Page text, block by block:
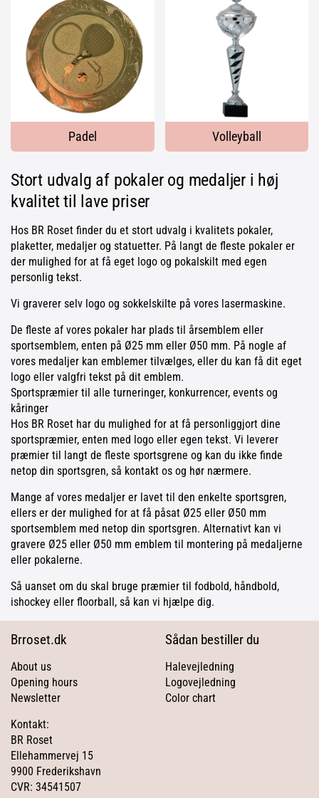
Padel Volleyball
Stort udvalg af pokaler og medaljer i høj
kvalitet til lave priser
Hos BR Roset finder du et stort udvalg i kvalitets pokaler,
plaketter, medaljer og statuetter. På langt de fleste pokaler er
der mulighed for at få eget logo og pokalskilt med egen
personlig tekst.
Vi graverer selv logo og sokkelskilte på vores lasermaskine.
De fleste af vores pokaler har plads til årsemblem eller
sportsemblem, enten på Ø25 mm eller Ø50 mm. På nogle af
vores medaljer kan emblemer tilvælges, eller du kan få dit eget
logo eller valgfri tekst på dit emblem.
Sportspræmier til alle turneringer, konkurrencer, events og
kåringer
Hos BR Roset har du mulighed for at få personliggjort dine
sportspræmier, enten med logo eller egen tekst. Vi leverer
præmier til langt de fleste sportsgrene og kan du ikke finde
netop din sportsgren, så kontakt os og hør nærmere.
Mange af vores medaljer er lavet til den enkelte sportsgren,
ellers er der mulighed for at få påsat Ø25 eller Ø50 mm
sportsemblem med netop din sportsgren. Alternativt kan vi
gravere Ø25 eller Ø50 mm emblem til montering på medaljerne
eller pokalerne.
Så uanset om du skal bruge præmier til fodbold, håndbold,
ishockey eller floorball, så kan vi hjælpe dig.
Brroset.dk
About us
Opening hours
Newsletter
Kontakt:
BR Roset
Ellehammervej 15
9900 Frederikshavn
CVR: 34541507
Sådan bestiller du
Halevejledning
Logovejledning
Color chart